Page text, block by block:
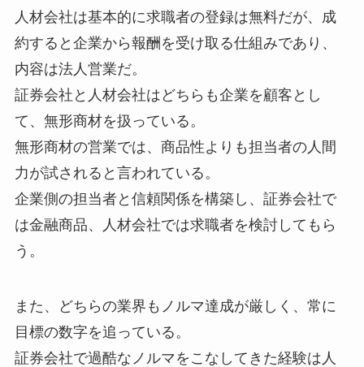
人材会社は基本的に求職者の登録は無料だが、成
約すると企業から報酬を受け取る仕組みであり、
内容は法人営業だ。
証券会社と人材会社はどちらも企業を顧客とし
て、無形商材を扱っている。
無形商材の営業では、商品性よりも担当者の人間
力が試されると言われている。
企業側の担当者と信頼関係を構築し、証券会社で
は金融商品、人材会社では求職者を検討してもら
う。
また、どちらの業界もノルマ達成が厳しく、常に
目標の数字を追っている。
証券会社で過酷なノルマをこなしてきた経験は人